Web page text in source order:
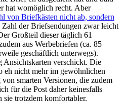
hat womöglich recht. Aber
von Briefkästen nicht ab, sondern
Zahl der Briefsendungen zwar leicht
Großteil dieser täglich 61
aus Werbebriefen (ca. 85
geschäftlich unterwegs).
Ansichtskarten verschickt. Die
eh nicht mehr im gewöhnlichen
smarten Versionen, die zudem
für die Post daher keinesfalls
trotzdem komfortabler.